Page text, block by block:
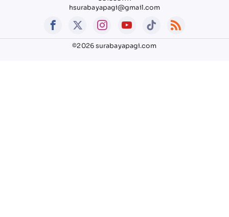
hsurabayapagi@gmail.com
©2026 surabayapagi.com